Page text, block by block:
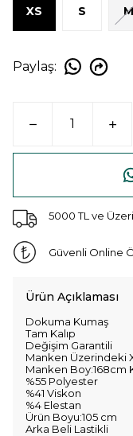
XS S M
Paylaş:
5000 TL ve
Güvenli Online
Ürün Açıklaması
Dokuma Kumaş
Tam Kalıp
Değişim Garantili
Manken Üzerindeki
Manken Boy:168cm
%55 Polyester
%41 Viskon
%4 Elestan
Ürün Boyu:105 cm
Arka Beli Lastikli